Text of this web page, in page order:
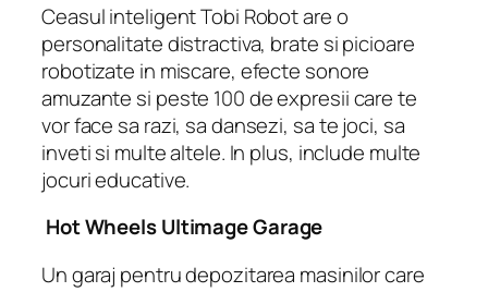
Ceasul inteligent Tobi Robot are o
personalitate distractiva, brate si picioare
robotizate in miscare, efecte sonore
amuzante si peste 100 de expresii care te
vor face sa razi, sa dansezi, sa te joci, sa
inveti si multe altele. In plus, include multe
jocuri educative.
Hot Wheels Ultimage Garage
Un garaj pentru depozitarea masinilor care